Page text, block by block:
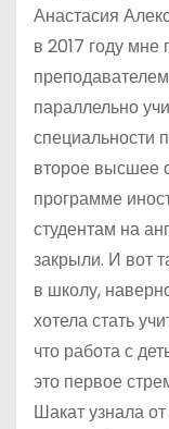
Анастасия
в 2017 году
параллельно
специальности
второе высшее
программе
студентам на
закрыли. И вот
в школу,
хотела стать
что работа с
это первое
Шакат узнала